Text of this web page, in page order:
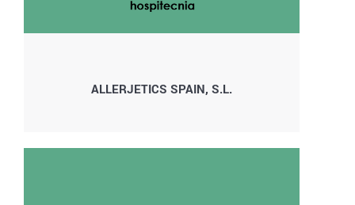
ALLERJETICS SPAIN, S.L.